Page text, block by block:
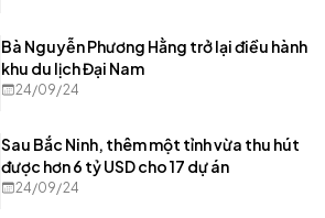
Bà Nguyễn Phương Hằng trở lại điều hành
khu du lịch Đại Nam
24/09/24
Sau Bắc Ninh, thêm một tỉnh vừa thu hút
được hơn 6 tỷ USD cho 17 dự án
24/09/24